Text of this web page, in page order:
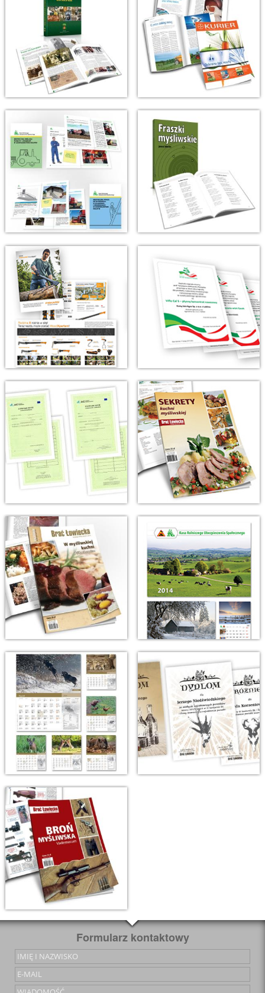
Formularz kontaktowy